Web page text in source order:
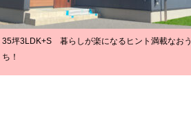
35坪3LDK+S 暮らしが楽になるヒント満載なおう
ち！